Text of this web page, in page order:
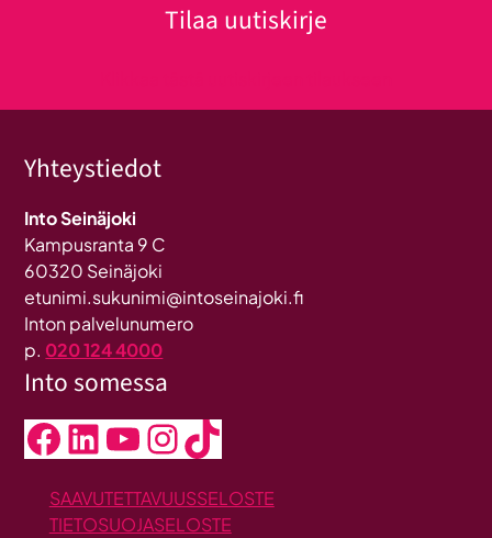
Tilaa uutiskirje
Yhteystiedot
Into Seinäjoki
Kampusranta 9 C
60320 Seinäjoki
etunimi.sukunimi@intoseinajoki.fi
Inton palvelunumero
p. 020 124 4000
Into somessa
Facebook LinkedIn YouTube InstagramTikTok
SAAVUTETTAVUUSSELOSTE
TIETOSUOJASELOSTE